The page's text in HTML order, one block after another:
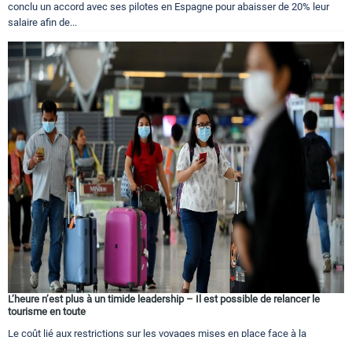
conclu un accord avec ses pilotes en Espagne pour abaisser de 20% leur
salaire afin de...
L’heure n’est plus à un timide leadership – Il est possible de relancer le
tourisme en toute
Le coût lié aux restrictions sur les voyages mises en place face à la